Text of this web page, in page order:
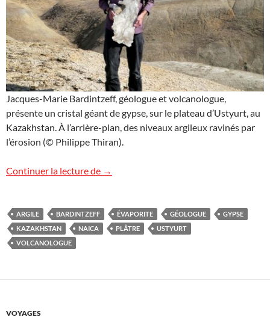
Jacques-Marie Bardintzeff, géologue et volcanologue,
présente un cristal géant de gypse, sur le plateau d’Ustyurt, au
Kazakhstan. À l’arrière-plan, des niveaux argileux ravinés par
l’érosion (© Philippe Thiran).
Continuer la lecture de Le gypse géant d’Ustyurt
→
ARGILE BARDINTZEFF ÉVAPORITE GÉOLOGUE
GYPSE
KAZAKHSTAN
NAICA PLÂTRE
USTYURT
VOLCANOLOGUE
VOYAGES